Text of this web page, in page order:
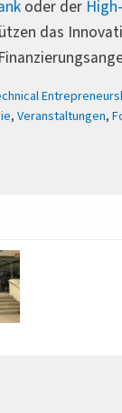
oder der
das
, Veranstaltungen,